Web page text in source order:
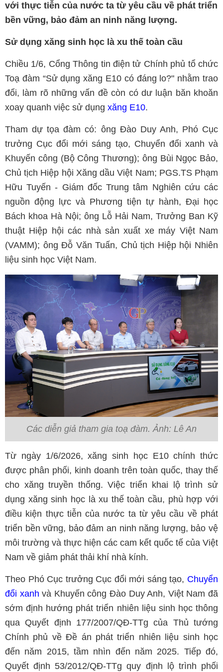
với thực tiễn của nước ta từ yêu cầu về phát triển
bền vững, bảo đảm an ninh năng lượng.
Sử dụng xăng sinh học là xu thế toàn cầu
Chiều 1/6, Cổng Thông tin điện tử Chính phủ tổ chức
Toạ đàm “Sử dụng xăng E10 có đáng lo?" nhằm trao
đổi, làm rõ những vấn đề còn có dư luận băn khoăn
xoay quanh việc sử dụng xăng E10.
Tham dự tọa đàm có: ông Đào Duy Anh, Phó Cục
trưởng Cục đổi mới sáng tạo, Chuyển đổi xanh và
Khuyến công (Bộ Công Thương); ông Bùi Ngọc Bảo,
Chủ tịch Hiệp hội Xăng dầu Việt Nam; PGS.TS Phạm
Hữu Tuyến - Giám đốc Trung tâm Nghiên cứu các
nguồn động lực và Phương tiện tự hành, Đại học
Bách khoa Hà Nội; ông Lỗ Hải Nam, Trưởng Ban Kỹ
thuật Hiệp hội các nhà sản xuất xe máy Việt Nam
(VAMM); ông Đỗ Văn Tuấn, Chủ tịch Hiệp hội Nhiên
liệu sinh học Việt Nam.
Các diễn giả tham gia toạ đàm. Ảnh: Lê An
Từ ngày 1/6/2026, xăng sinh học E10 chính thức
được phân phối, kinh doanh trên toàn quốc, thay thế
cho xăng truyền thống. Việc triển khai lộ trình sử
dụng xăng sinh học là xu thế toàn cầu, phù hợp với
điều kiện thực tiễn của nước ta từ yêu cầu về phát
triển bền vững, bảo đảm an ninh năng lượng, bảo vệ
môi trường và thực hiện các cam kết quốc tế của Việt
Nam về giảm phát thải khí nhà kính.
Theo Phó Cục trưởng Cục đổi mới sáng tạo, Chuyển
đổi xanh và Khuyến công Đào Duy Anh, Việt Nam đã
sớm định hướng phát triển nhiên liệu sinh học thông
qua Quyết định 177/2007/QĐ-TTg của Thủ tướng
Chính phủ về Đề án phát triển nhiên liệu sinh học
đến năm 2015, tầm nhìn đến năm 2025. Tiếp đó,
Quyết định 53/2012/QĐ-TTg quy định lộ trình phối